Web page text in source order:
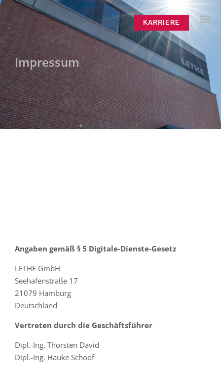
KARRIERE
Impressum
Angaben gemäß § 5 Digitale-Dienste-Gesetz
LETHE GmbH
Seehafenstraße 17
21079 Hamburg
Deutschland
Vertreten durch die Geschäftsführer
Dipl.-Ing. Thorsten David
Dipl.-Ing. Hauke Schoof